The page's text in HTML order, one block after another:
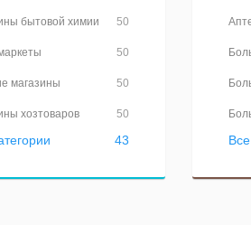
50
бытовой химии
50
50
магазины
50
хозтоваров
43